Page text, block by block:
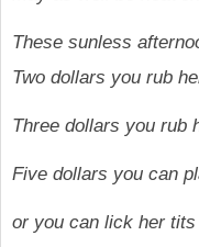
These sunless
Two dollars you rub
Three dollars you rub
Five dollars you can
or you can lick her tits